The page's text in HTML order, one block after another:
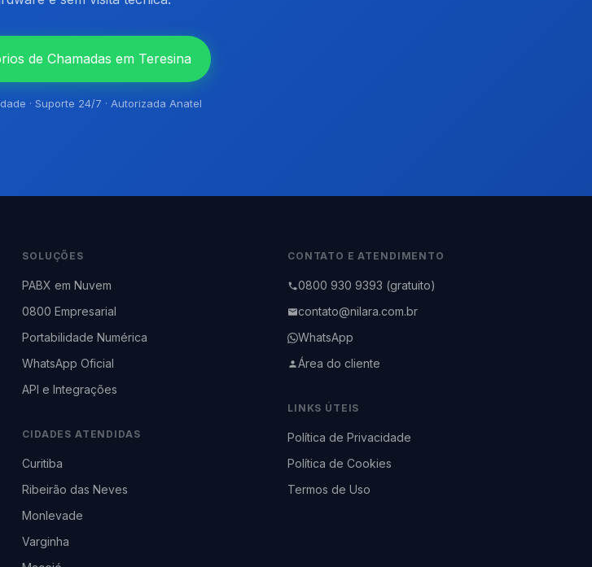
de Chamadas em Teresina
· Suporte 24/7 · Autorizada Anatel
SOLUÇÕES
PABX em Nuvem
0800 Empresarial
Portabilidade Numérica
WhatsApp Oficial
API e Integrações
CIDADES ATENDIDAS
Curitiba
Ribeirão das Neves
Monlevade
Varginha
CONTATO E ATENDIMENTO
0800 930 9393 (gratuito)
contato@nilara.com.br
WhatsApp
Área do cliente
LINKS ÚTEIS
Política de Privacidade
Política de Cookies
Termos de Uso